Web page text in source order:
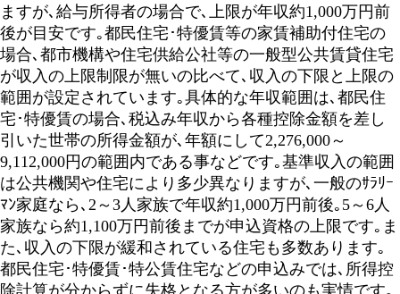
ますが､給与所得者の場合で､上限が年収約1,000万円前
後が目安です｡都民住宅･特優賃等の家賃補助付住宅の
場合､都市機構や住宅供給公社等の一般型公共賃貸住宅
が収入の上限制限が無いの比べて､収入の下限と上限の
範囲が設定されています｡具体的な年収範囲は､都民住
宅･特優賃の場合､税込み年収から各種控除金額を差し
引いた世帯の所得金額が､年額にして2,276,000～
9,112,000円の範囲内である事などです｡基準収入の範囲
は公共機関や住宅により多少異なりますが､一般のｻﾗﾘｰ
ﾏﾝ家庭なら､2～3人家族で年収約1,000万円前後｡5～6人
家族なら約1,100万円前後までが申込資格の上限です｡ま
た､収入の下限が緩和されている住宅も多数あります｡
都民住宅･特優賃･特公賃住宅などの申込みでは､所得控
除計算が分からずに失格となる方が多いのも実情です｡